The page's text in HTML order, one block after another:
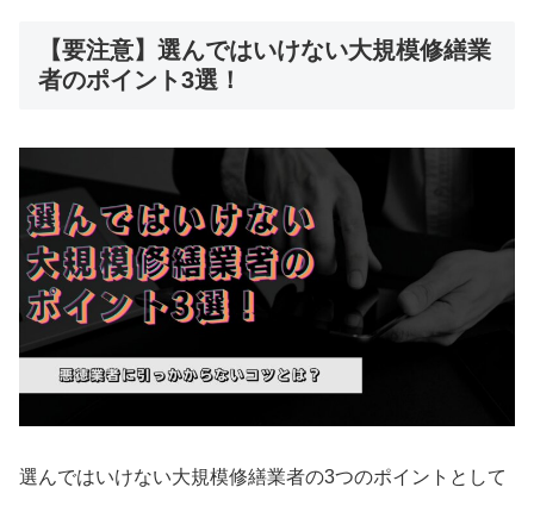
【要注意】選んではいけない大規模修繕業
者のポイント3選！
選んではいけない大規模修繕業者の3つのポイントとして